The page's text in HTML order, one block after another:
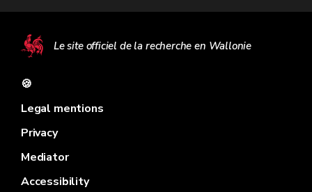
Le site officiel de la recherche en Wallonie
🍪
Legal mentions
Privacy
Mediator
Accessibility